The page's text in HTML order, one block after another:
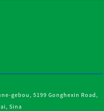
gebou, 5199 Gonghexin Road,
Sina